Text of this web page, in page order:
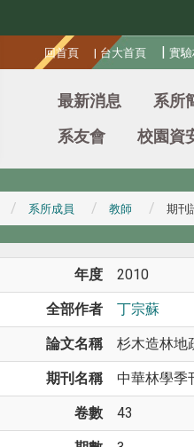
回首頁 | 台大首頁 | 實
最新消息 系所
系友會
校園資
系所成員 教師 期刊
年度 2010
全部作者 丁宗蘇
論文名稱 杉木造林地
期刊名稱 中華林學季
卷數 43